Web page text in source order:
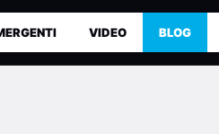
VIDEO BLOG